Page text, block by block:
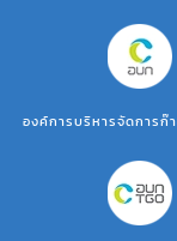
องค์การบริหารจัดการก๊